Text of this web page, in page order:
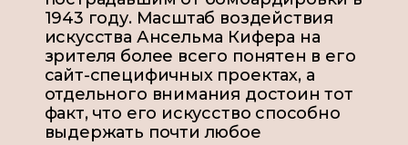
1943 году. Масштаб воздействия
искусства Ансельма Кифера на
зрителя более всего понятен в его
сайт-специфичных проектах, а
отдельного внимания достоин тот
факт, что его искусство способно
выдержать почти любое